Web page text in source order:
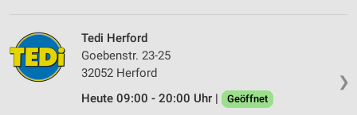
❯
Tedi Herford
Goebenstr. 23-25
32052 Herford
Heute 09:00 - 20:00 Uhr |
Geöffnet